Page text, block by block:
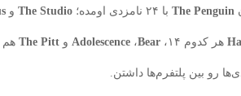
The Penguin با ۲۴ نامزدی اومده؛ The Studio و
هر کدوم ۱۴، Adolescence ،Bear و The Pitt